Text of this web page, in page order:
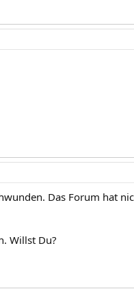
Das Forum hat
Willst Du?